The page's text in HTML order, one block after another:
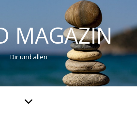
MAGAZIN
Dir und allen